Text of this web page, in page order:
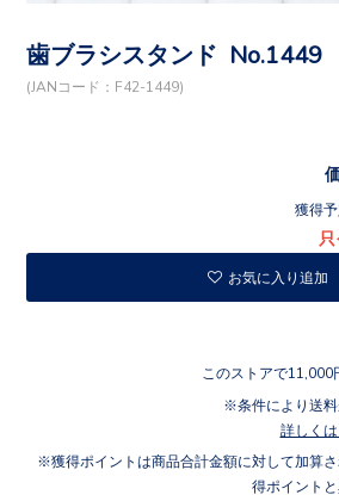
歯ブラシスタンド No.1449
(JANコード：F42-1449)
獲得予
お気に入り追加
このストアで11,000
条件により送
詳しく
獲得ポイントは商品合計金額に対して加算
得ポイントと